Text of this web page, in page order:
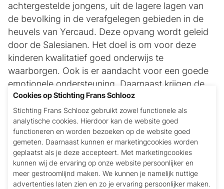
achtergestelde jongens, uit de lagere lagen van
de bevolking in de verafgelegen gebieden in de
heuvels van Yercaud. Deze opvang wordt geleid
door de Salesianen. Het doel is om voor deze
kinderen kwalitatief goed onderwijs te
waarborgen. Ook is er aandacht voor een goede
emotionele ondersteuning. Daarnaast krijgen de
kinderen een goede (holistische) opvoeding in
een veilige leeromgeving. De core-business is het
veiligstellen van de rechten van de kinderen uit de
achtergebleven gebieden.
Continuïteit van het onderwijsproces speelt hierin
een belangrijke rol. Ook in het groeien van deze
kinderen op het gebied van eigenwaarde,
Cookies op Stichting Frans Schlooz
Stichting Frans Schlooz gebruikt zowel functionele als
analytische cookies. Hierdoor kan de website goed
functioneren en worden bezoeken op de website goed
gemeten. Daarnaast kunnen er marketingcookies worden
geplaatst als je deze accepteert. Met marketingcookies
kunnen wij de ervaring op onze website persoonlijker en
meer gestroomlijnd maken. We kunnen je namelijk nuttige
advertenties laten zien en zo je ervaring persoonlijker maken.